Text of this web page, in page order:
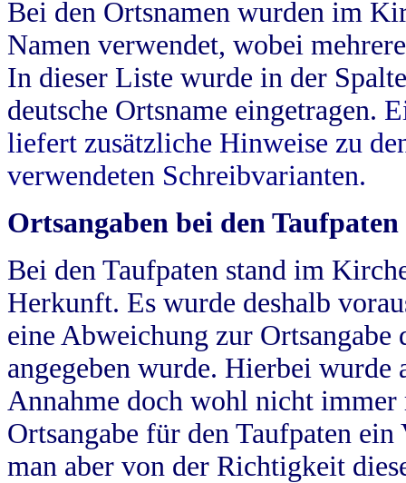
Bei den Ortsnamen wurden im
Namen verwendet, wobei
In dieser Liste wurde in der
deutsche Ortsname eingetragen.
liefert zusätzliche Hinweise zu
verwendeten Schreibvarianten.
Ortsangaben bei den Taufpaten
Bei den Taufpaten stand im
Herkunft. Es wurde deshalb
eine Abweichung zur
angegeben wurde. Hierbei wurde
Annahme doch wohl nicht
Ortsangabe für den Taufpaten
man aber von der Richtigkeit